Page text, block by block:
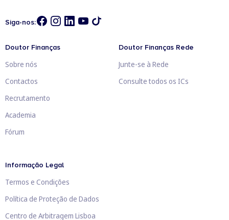
Siga-nos:
Doutor Finanças
Sobre nós
Contactos
Recrutamento
Academia
Fórum
Doutor Finanças Rede
Junte-se à Rede
Consulte todos os ICs
Informação Legal
Termos e Condições
Política de Proteção de Dados
Centro de Arbitragem Lisboa